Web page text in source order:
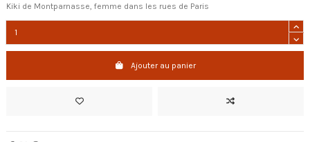
Kiki de Montparnasse, femme dans les rues de Paris
Ajouter au panier